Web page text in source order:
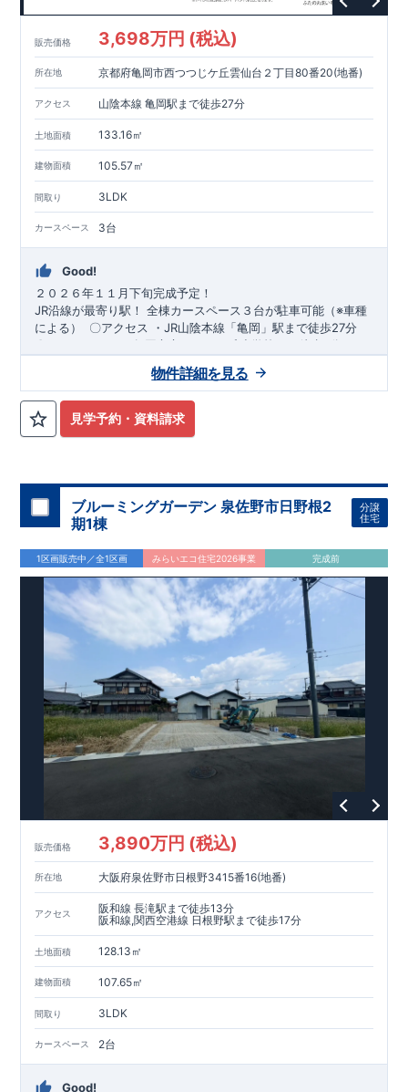
販売価格 3,698万円 (税込)
所在地 京都府亀岡市西つつじケ丘雲仙台２丁目80番20(地番)
アクセス 山陰本線 亀岡駅まで徒歩27分
土地面積 133.16㎡
建物面積 105.57㎡
間取り 3LDK
カースペース 3台
Good!
２０２６年１１月下旬完成予定！
​JR沿線が最寄り駅！ 全棟​カースペース３台が駐車可能（※車種
による）
​〇アクセス ・JR山陰本線「亀岡」駅まで徒歩27分
〇ロケーション
・亀岡市立つつじヶ丘小学校まで徒歩9分 ​・亀
・ひかり幼稚園まで徒歩12分​​〇この物件のおすすめ
ンを採用！​タッチレス水栓付きで、デザイン性・機能性共に
高です。 ​・1階のトイレはタンクレストイレで、スタイリッシ
備蓄が行え家事動線がスムーズなパントリー。​・土間収納に
は、アウトドアグッズ等様々な物を収納する事が出来ます！​・
２階のウォークインクローゼットには、衣類等たっぷり収納が
行えます！ ​ ​お気軽にご連絡ください！
営業所 ​TEL:075-394-5350 ​定休日：火・水・年末年始な
ど​
https://www.e-blooming.com/bukken/84975048/
見学予約・資料請求
物件詳細を見る
ブルーミングガーデン 泉佐野市日野根2
期1棟
分譲
住宅
1区画販売中／全1区画 みらいエコ住宅2026事業 完成前
販売価格 3,890万円 (税込)
所在地 大阪府泉佐野市日根野3415番16(地番)
アクセス
阪和線 長滝駅まで徒歩13分
阪和線,関西空港線 日根野駅まで徒歩17分
土地面積 128.13㎡
建物面積 107.65㎡
間取り 3LDK
カースペース 2台
Good!